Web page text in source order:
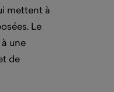
mettent à
Le
une
de